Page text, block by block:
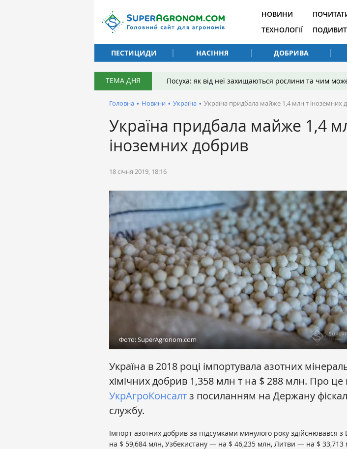
НОВИНИ
ТЕХНОЛОГІЇ
ПЕСТИЦИДИ
НАСІННЯ ДОБРИВА
ТЕМА ДНЯ Посуха: як від неї захищаються рослини та чим
Головна • Новини • Україна • Україна придбала майже 1,4 млн т іноземних
Україна придбала майже 1,4
іноземних добрив
18 січня 2019, 18:16
Фото: SuperAgronom.com
Україна в 2018 році імпортувала азотних
хімічних добрив 1,358 млн т на $ 288 млн. Про
УкрАгроКонсалтз посиланням на Держану
службу.
Імпорт азотних добрив за підсумками минулого року здійснювався з
на $ 59,684 млн, Узбекистану — на $ 46,235 млн, Литви — на $ 33,713